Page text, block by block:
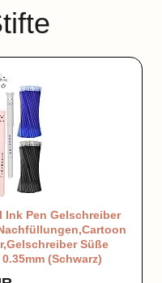
Ink Pen Gelschreiber
Süße
(Schwarz)